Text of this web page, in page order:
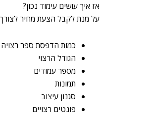
אז איך עושים עימוד נכון?
על מנת לקבל הצעת מחיר
כמות הדפסת ספר רצויה
הגודל הרצוי
מספר עמודים
תמונות
סגנון עיצוב
פונטים רצויים